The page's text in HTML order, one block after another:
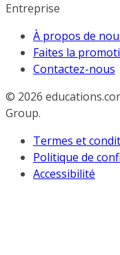
Entreprise
À propos de
Faites la
Contactez-nous
© 2026
Group.
Termes et
Politique de
Accessibilité